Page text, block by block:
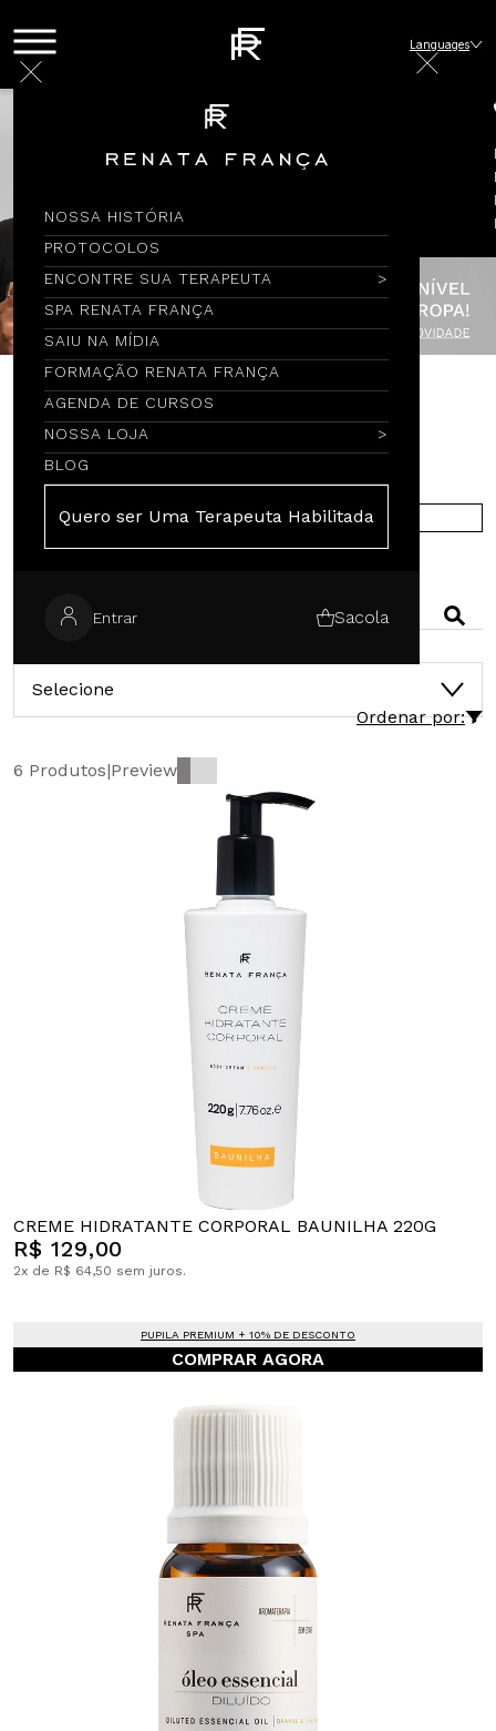
NOSSA HISTÓRIA
PROTOCOLOS
ENCONTRE SUA TERAPEUTA
SPA RENATA FRANÇA
SAIU NA MÍDIA
FORMAÇÃO RENATA FRANÇA
AGENDA DE CURSOS
NOSSA LOJA
BLOG
Quero ser Uma Terapeuta Habilitada
Entrar Sacola
Languages
Encontre por Nome
COMPRE NA EUROPA
Selecione
Ordenar por:
6 Produtos|Preview
CREME HIDRATANTE CORPORAL BAUNILHA 220G
R$ 129,00
2x de R$ 64,50 sem juros.
PUPILA PREMIUM + 10% DE DESCONTO
COMPRAR AGORA